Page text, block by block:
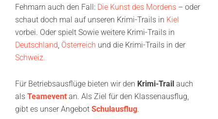
Fehmarn auch den Fall: Die Kunst des Mordens – oder
schaut doch mal auf unseren Krimi-Trails in Kiel
vorbei. Oder spielt Sowie weitere Krimi-Trails in
Deutschland, Österreich und die Krimi-Trails in der
Schweiz.
Für Betriebsausflüge bieten wir den Krimi-Trail auch
als Teamevent an. Als Ziel für den Klassenausflug,
gibt es unser Angebot Schulausflug.